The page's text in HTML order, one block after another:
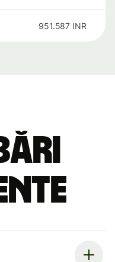
951.587 INR